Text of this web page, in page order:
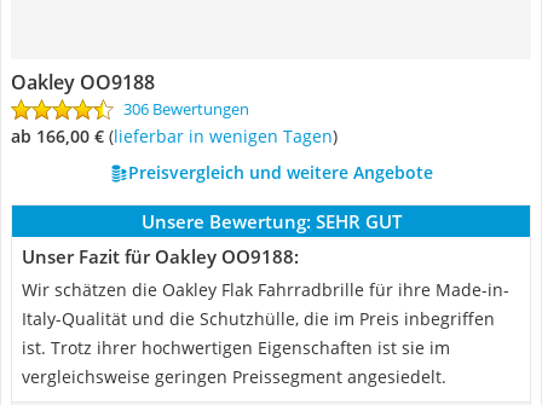
Oakley OO9188
306 Bewertungen
ab 166,00 € ( Lieferbar in wenigen Tagen)
Preisvergleich und weitere Angebote
Unsere Bewertung: SEHR GUT
Unser Fazit für Oakley OO9188:
Wir schätzen die Oakley Flak Fahrradbrille für ihre Made-in-
Italy-Qualität und die Schutzhülle, die im Preis inbegriffen
ist. Trotz ihrer hochwertigen Eigenschaften ist sie im
vergleichsweise geringen Preissegment angesiedelt.